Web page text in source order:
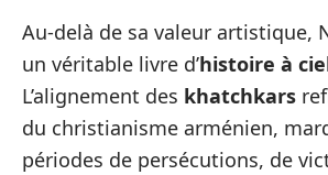
Au-delà de sa valeur artistique,
un véritable livre d’histoire à
L’alignement des khatchkars
du christianisme arménien,
périodes de persécutions, de